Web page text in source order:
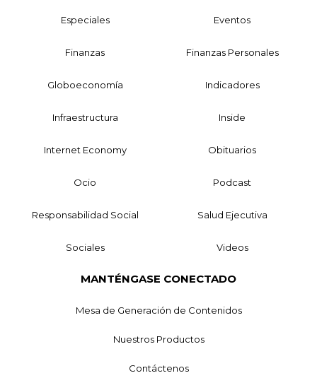
Especiales Eventos
Finanzas Finanzas Personales
Globoeconomía Indicadores
Infraestructura Inside
Internet Economy Obituarios
Ocio Podcast
Responsabilidad Social Salud Ejecutiva
Sociales Videos
MANTÉNGASE CONECTADO
Mesa de Generación de Contenidos
Nuestros Productos
Contáctenos